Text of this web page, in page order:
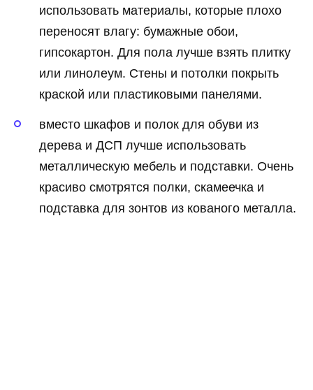
использовать материалы, которые плохо
переносят влагу: бумажные обои,
гипсокартон. Для пола лучше взять плитку
или линолеум. Стены и потолки покрыть
краской или пластиковыми панелями.
вместо шкафов и полок для обуви из
дерева и ДСП лучше использовать
металлическую мебель и подставки. Очень
красиво смотрятся полки, скамеечка и
подставка для зонтов из кованого металла.